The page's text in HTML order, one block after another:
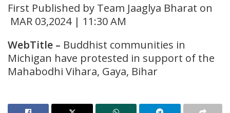
First Published by Team Jaaglya Bharat on
MAR 03,2024 | 11:30 AM
WebTitle – Buddhist communities in
Michigan have protested in support of the
Mahabodhi Vihara, Gaya, Bihar